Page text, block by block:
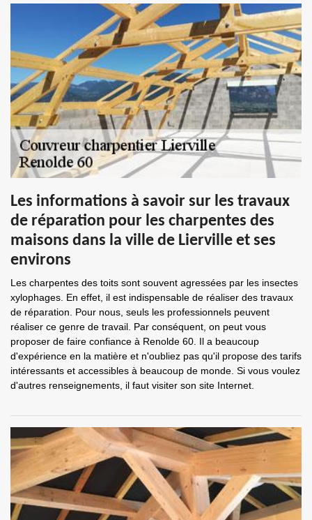
Les informations à savoir sur les travaux
de réparation pour les charpentes des
maisons dans la ville de Lierville et ses
environs
Les charpentes des toits sont souvent agressées par les insectes
xylophages. En effet, il est indispensable de réaliser des travaux
de réparation. Pour nous, seuls les professionnels peuvent
réaliser ce genre de travail. Par conséquent, on peut vous
proposer de faire confiance à Renolde 60. Il a beaucoup
d'expérience en la matière et n'oubliez pas qu'il propose des tarifs
intéressants et accessibles à beaucoup de monde. Si vous voulez
d'autres renseignements, il faut visiter son site Internet.